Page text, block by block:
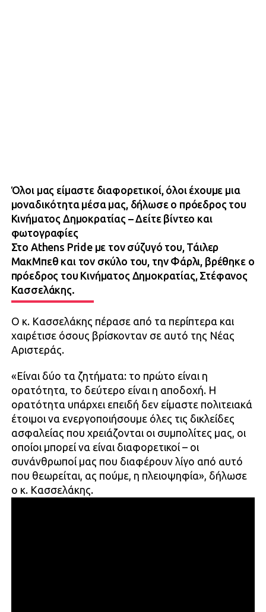
Όλοι μας είμαστε διαφορετικοί, όλοι έχουμε μια
μοναδικότητα μέσα μας, δήλωσε ο πρόεδρος του
Κινήματος Δημοκρατίας – Δείτε βίντεο και
φωτογραφίες
Στο Athens Pride με τον σύζυγό του, Τάιλερ
ΜακΜπεθ και τον σκύλο του, την Φάρλι, βρέθηκε ο
πρόεδρος του Κινήματος Δημοκρατίας, Στέφανος
Κασσελάκης.
Ο κ. Κασσελάκης πέρασε από τα περίπτερα και
χαιρέτισε όσους βρίσκονταν σε αυτό της Νέας
Αριστεράς.
«Είναι δύο τα ζητήματα: το πρώτο είναι η
ορατότητα, το δεύτερο είναι η αποδοχή. Η
ορατότητα υπάρχει επειδή δεν είμαστε πολιτειακά
έτοιμοι να ενεργοποιήσουμε όλες τις δικλείδες
ασφαλείας που χρειάζονται οι συμπολίτες μας, οι
οποίοι μπορεί να είναι διαφορετικοί – οι
συνάνθρωποί μας που διαφέρουν λίγο από αυτό
που θεωρείται, ας πούμε, η πλειοψηφία», δήλωσε
ο κ. Κασσελάκης.